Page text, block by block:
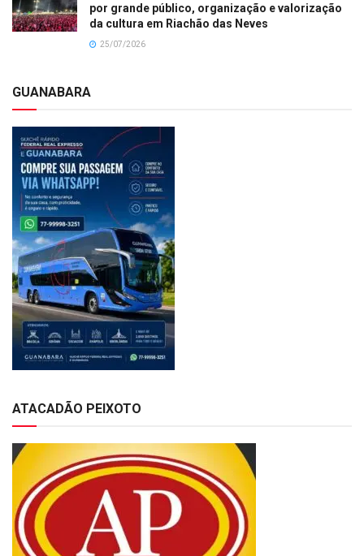
por grande público, organização e valorização
da cultura em Riachão das Neves
25/07/2026
GUANABARA
ATACADÃO PEIXOTO